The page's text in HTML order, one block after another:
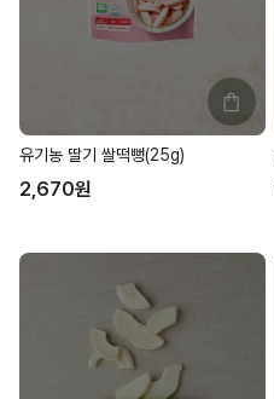
유기농 딸기 쌀떡뻥(25g)
2,670원